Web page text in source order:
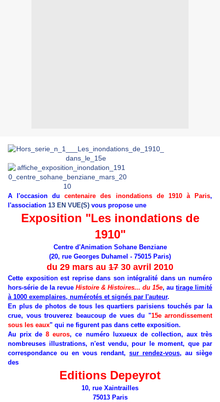
A l'occasion ducentenaire des inondations de 1910 à Paris,
l'association 13 EN VUE(S) vous propose une
Exposition "Les inondations de
1910"
Centre d'Animation Sohane Benziane
(20, rue Georges Duhamel - 75015 Paris)
du 29 mars au 17 30 avril 2010
Cette exposition est reprise dans son intégralité dans un numéro
hors-série de la revue Histoire & Histoires... du 15e, au tirage limité
à 1000 exemplaires, numérotés et signés par l'auteur.
En plus de photos de tous les quartiers parisiens touchés par la
crue, vous trouverez beaucoup de vues du "15e arrondissement
sous les eaux" qui ne figurent pas dans cette exposition.
Au prix de8 euros, ce numéro luxueux de collection, aux très
nombreuses illustrations, n'est vendu, pour le moment, que par
correspondance ou en vous rendant, sur rendez-vous, au siège
des
Editions Depeyrot
10, rue Xaintrailles
75013 Paris